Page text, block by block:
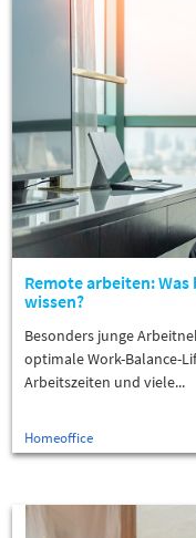
Remote arbeiten:
wissen?
Besonders junge
optimale Work-Balance-
Arbeitszeiten und viele...
Homeoffice